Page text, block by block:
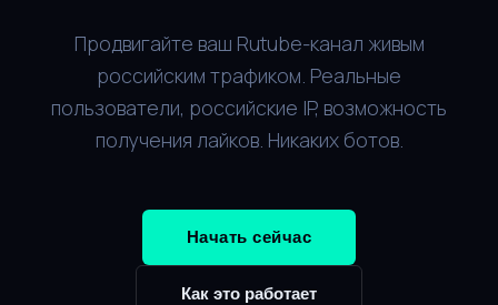
Продвигайте ваш Rutube-канал живым
российским трафиком. Реальные
пользователи, российские IP, возможность
получения лайков. Никаких ботов.
Начать сейчас
Как это работает